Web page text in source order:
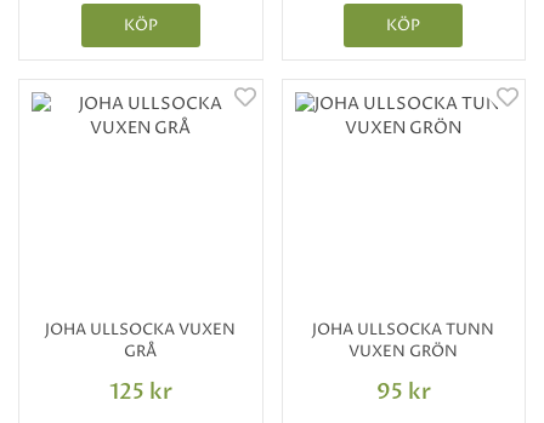
KÖP KÖP
JOHA ULLSOCKA VUXEN
GRÅ
125 kr
JOHA ULLSOCKA TUNN
VUXEN GRÖN
95 kr